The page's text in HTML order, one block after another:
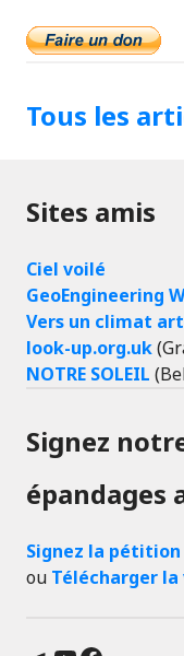
Tous les
Sites amis
Ciel voilé
GeoEngineering
Vers un climat
look-up.org.uk
NOTRE SOLEIL
Signez
épandages
Signez la pétition
ou Télécharger